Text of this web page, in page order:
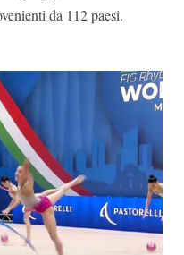
da 112 paesi.